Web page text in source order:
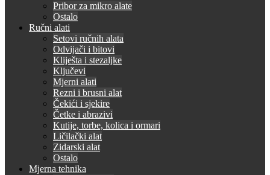
Pribor za mikro alate
Ostalo
Ručni alati
Setovi ručnih alata
Odvijači i bitovi
Kliješta i stezaljke
Ključevi
Mjerni alati
Rezni i brusni alat
Čekići i sjekire
Četke i abrazivi
Kutije, torbe, kolica i ormari
Ličilački alat
Zidarski alat
Ostalo
Mjerna tehnika